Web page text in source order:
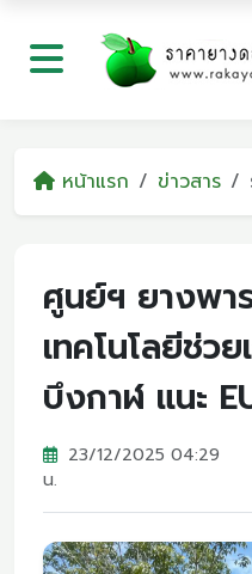
หน้าแรก ข่าวสาร
ศูนย์ฯ ยางพา
เทคโนโลยีช่ว
บึงกาฬ แนะ
23/12/2025 04:29
น.